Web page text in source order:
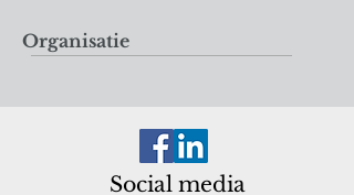
Organisatie
Social media